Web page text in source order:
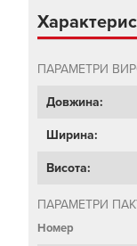
ПАРАМЕТРИ
Довжина:
Ширина:
Висота:
ПАРАМЕТРИ
Номер